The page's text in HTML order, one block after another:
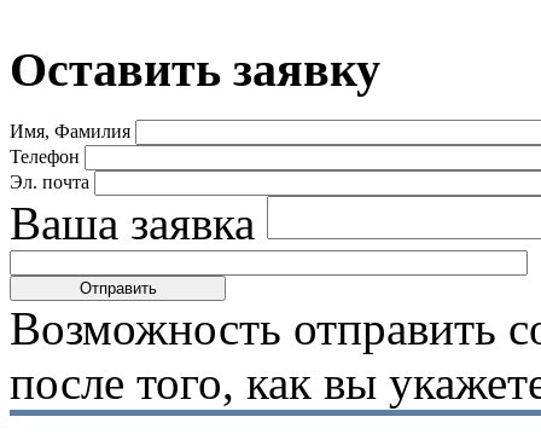
Оставить заявку
Имя, Фамилия
Телефон
Эл. почта
Ваша заявка
Возможность отправить
после того, как вы